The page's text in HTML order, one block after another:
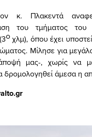
κ. Πλακεντά
του τμήματος
οχλμ), όπου έχει
Μίλησε για
μας-, χωρίς να
δρομολογηθεί άμεσα η